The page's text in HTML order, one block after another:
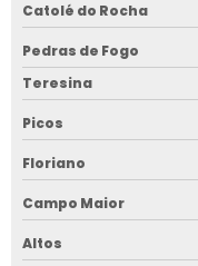
Catolé do Rocha
Pedras de Fogo
Teresina
Picos
Floriano
Campo Maior
Altos